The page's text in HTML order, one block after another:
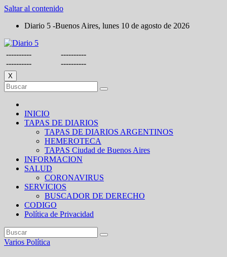
Saltar al contenido
Diario 5 -Buenos Aires, lunes 10 de agosto de 2026
----------
----------
----------
----------
X
INICIO
TAPAS DE DIARIOS
TAPAS DE DIARIOS ARGENTINOS
HEMEROTECA
TAPAS Ciudad de Buenos Aires
INFORMACION
SALUD
CORONAVIRUS
SERVICIOS
BUSCADOR DE DERECHO
CODIGO
Política de Privacidad
Varios Política